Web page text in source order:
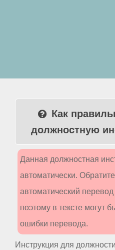
Как
должностную
Данная должностная
автоматически.
автоматический
поэтому в тексте могут
ошибки перевода.
Инструкция для